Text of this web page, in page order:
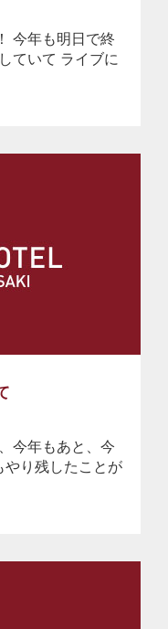
今年も明日で終
ていて ライブに
今年もあと、今
やり残したことが